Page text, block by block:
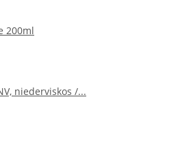
200ml